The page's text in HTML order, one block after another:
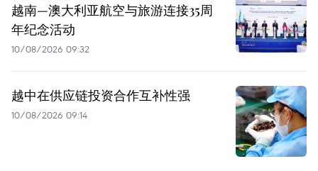
越南—澳大利亚航空与旅游连接35周
年纪念活动
10/08/2026 09:32
越中在供应链投资合作互补性强
10/08/2026 09:14